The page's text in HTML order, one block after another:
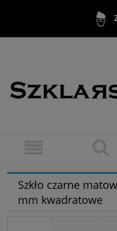
Szkło czarne
mm kwadratowe